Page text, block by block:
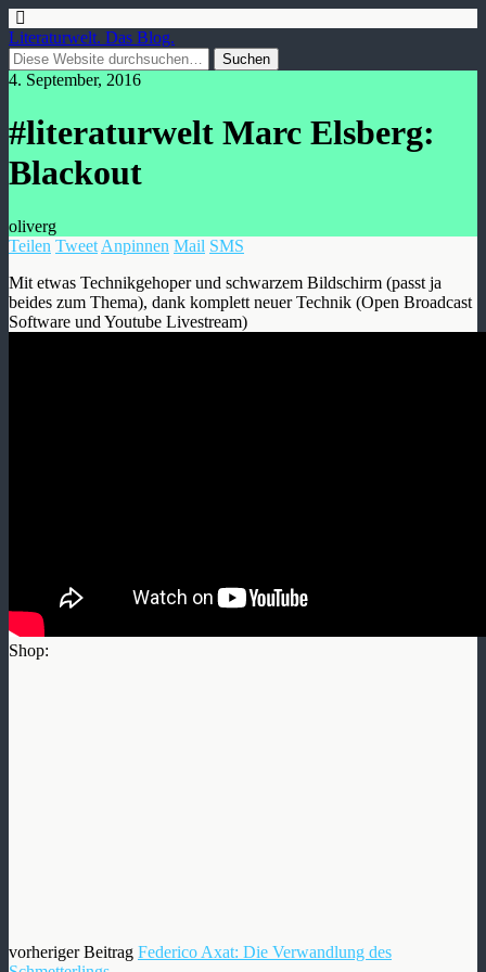
Literaturwelt. Das Blog.
4. September, 2016
#literaturwelt Marc Elsberg:
Blackout
oliverg
Teilen Tweet Anpinnen Mail SMS
Mit etwas Technikgehoper und schwarzem Bildschirm (passt ja
beides zum Thema), dank komplett neuer Technik (Open Broadcast
Software und Youtube Livestream)
Shop:
vorheriger Beitrag Federico Axat: Die Verwandlung des